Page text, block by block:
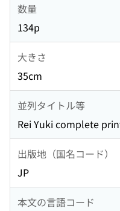
数量
134p
大きさ
35cm
並列タイトル等
Rei Yuki complete
出版地（国名コード）
JP
本文の言語コード